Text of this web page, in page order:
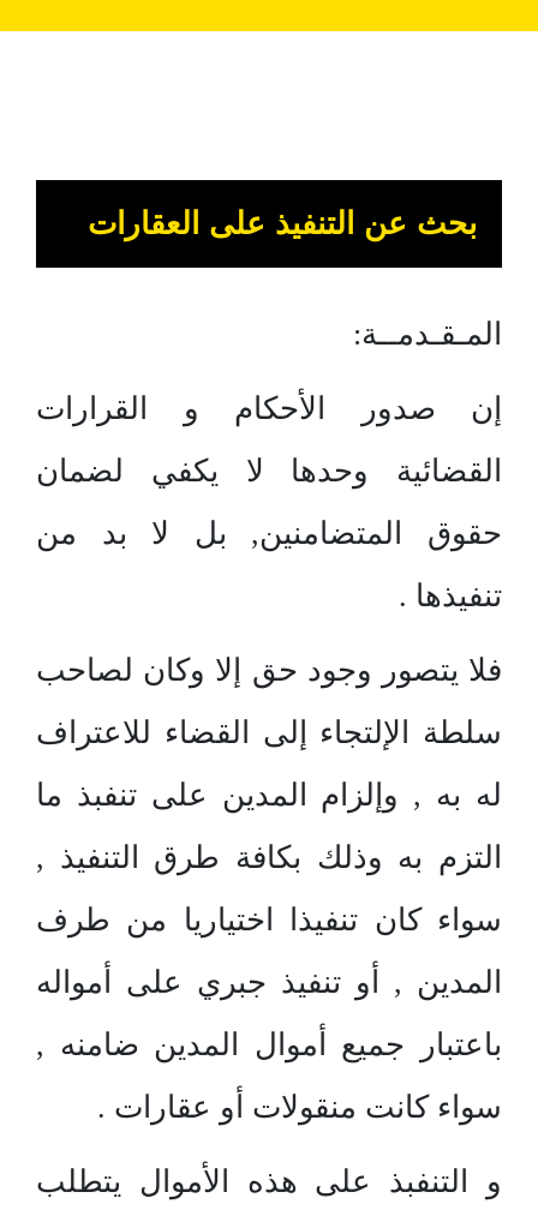
بحث عن التنفيذ على العقارات
المـقـدمــة:
إن صدور الأحكام و القرارات
القضائية وحدها لا يكفي لضمان
حقوق المتضامنين, بل لا بد من
تنفيذها .
فلا يتصور وجود حق إلا وكان لصاحب
سلطة الإلتجاء إلى القضاء للاعتراف
له به , وإلزام المدين على تنفبذ ما
التزم به وذلك بكافة طرق التنفيذ ,
سواء كان تنفيذا اختياريا من طرف
المدين , أو تنفيذ جبري على أمواله
باعتبار جميع أموال المدين ضامنه ,
سواء كانت منقولات أو عقارات .
و التنفبذ على هذه الأموال يتطلب